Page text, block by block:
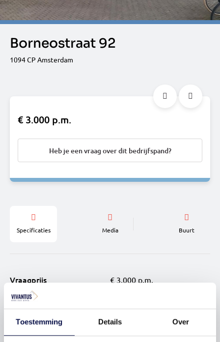
Toestemming Details Over
Borneostraat 92
1094 CP Amsterdam
€ 3.000 p.m.
Heb je een vraag over dit bedrijfspand?
Specificaties Media Buurt
Vraagprijs € 3.000 p.m.
Bouwjaar 1913
Hoofdbestemming Winkelruimte